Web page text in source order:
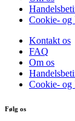
Cookie-
Kontakt os
FAQ
Om os
Cookie-
Følg os